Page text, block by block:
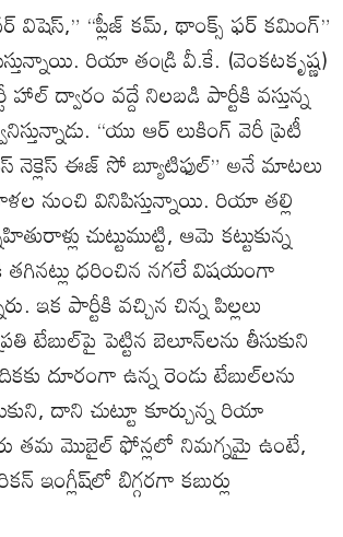
విషెస్,” “ప్లీజ్కమ్,థాంక్స్ ఫర్కమింగ్”
. రియాతండ్రివీ.కే. (వెంకటకృష్ణ)
హాల్ద్వారం వద్దేనిలబడి పార్టీకివస్తున్న
. “యు ఆర్లుకింగ్వెరీప్రెటీ
నెక్లెస్ఈజ్సోబ్యూటిఫుల్” అనేమాటలు
నుంచి వినిపిస్తున్నాయి. రియాతల్లి
చుట్టుముట్టి, ఆమె కట్టుకున్న
తగినట్లుధరించిన నగలేవిషయంగా
. ఇక పార్టీకివచ్చిన చిన్నపిల్లలు
టేబుల్పై పెట్టిన బెలూన్లను తీసుకుని
దూరంగాఉన్నరెండుటేబుల్లను
,దాని చుట్టూ కూర్చున్నరియా
తమ మొబైల్ఫోన్లలో నిమగ్నమై ఉంటే,
ఇంగ్లీష్లో బిగ్గరగాకబుర్లు